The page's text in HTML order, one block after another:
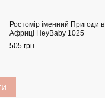
Ростомір іменний Пригоди в
Африці HeyBaby 1025
505 грн